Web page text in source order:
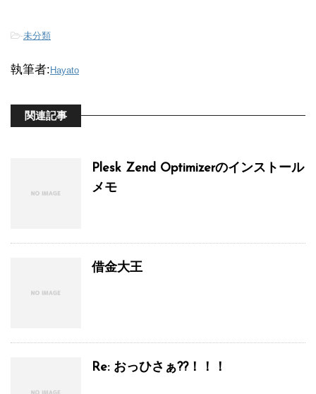
-未分類
執筆者: Hayato
関連記事
Plesk Zend Optimizerのインストール
メモ
借金大王
Re: おっひさぁ??！！！